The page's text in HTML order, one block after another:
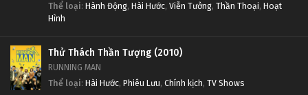
Thể loại: Hành Động, Hài Hước, Viễn Tưởng, Thần Thoại, Hoạt
Hình
Thử Thách Thần Tượng (2010)
RUNNING MAN
Thể loại: Hài Hước, Phiêu Lưu, Chính kịch, TV Shows